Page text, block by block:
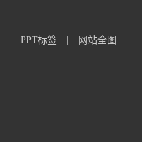
PPT标签 网站全图